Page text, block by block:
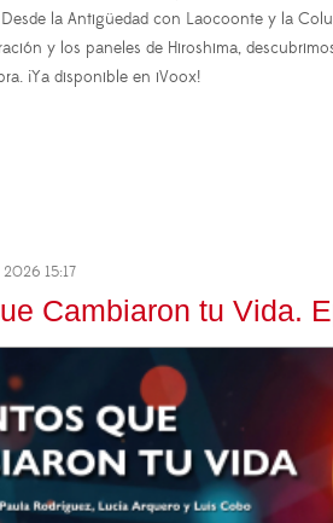
la Antigüedad con Laocoonte y la
y los paneles de Hiroshima,
¡Ya disponible en iVoox!
15:17
Cambiaron tu Vida.